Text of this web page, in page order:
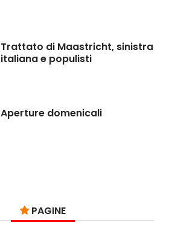
Trattato di Maastricht, sinistra
italiana e populisti
Aperture domenicali
PAGINE